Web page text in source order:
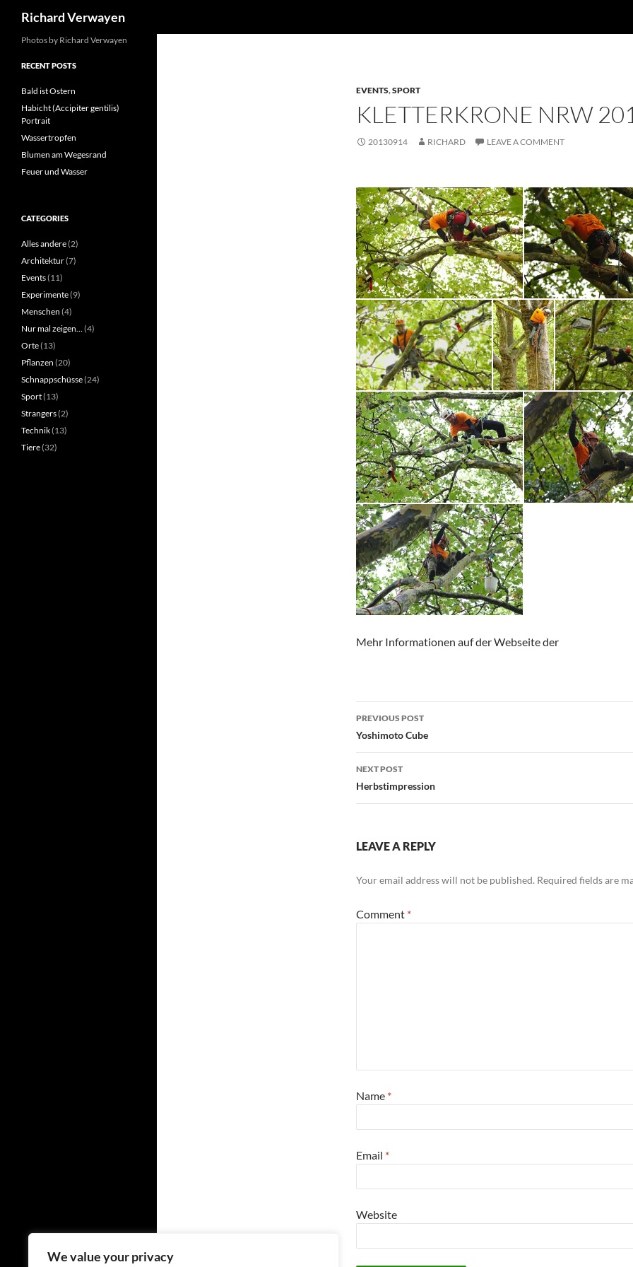
We value your privacy
Richard Verwayen
EVENTS,SPORT
KLETTERKRONE NRW
20130914 RICHARD LEAVE A COMMENT
Mehr Informationen auf der Webseite der
Post
navigation
PREVIOUS POST
Yoshimoto Cube
NEXT POST
Herbstimpression
LEAVE A REPLY
Your email address will not be published. Required fields are
Comment *
Name *
Email *
Website
Photos by Richard Verwayen
RECENT POSTS
Bald ist Ostern
Habicht (Accipiter gentilis)
Portrait
Wassertropfen
Blumen am Wegesrand
Feuer und Wasser
CATEGORIES
Alles andere(2)
Architektur(7)
Events(11)
Experimente(9)
Menschen (4)
Nur mal zeigen…(4)
Orte(13)
Pflanzen (20)
Schnappschüsse(24)
Sport(13)
Strangers(2)
Technik(13)
Tiere(32)